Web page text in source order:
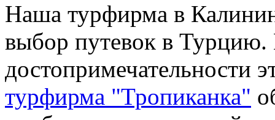
Наша турфирма в
выбор путевок в Турцию.
достопримечательности
турфирма "Тропиканка"